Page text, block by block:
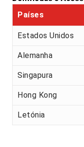
Países
Estados Unidos
Alemanha
Singapura
Hong Kong
Letónia